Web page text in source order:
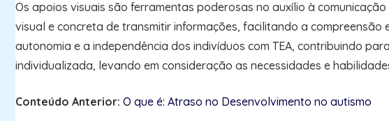
Os apoios visuais são ferramentas poderosas no auxílio à
visual e concreta de transmitir informações, facilitando a compreensão
autonomia e a independência dos indivíduos com TEA, contribuindo
individualizada, levando em consideração as necessidades e
Conteúdo Anterior: O que é: Atraso no Desenvolvimento no autismo